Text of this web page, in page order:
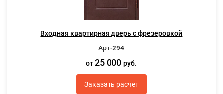
Входная квартирная дверь с фрезеровкой
Арт-294
от25 000руб.
Заказать расчет